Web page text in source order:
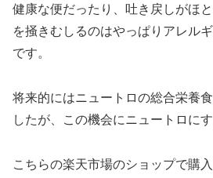
健康な便だったり、吐き戻しがほ
を掻きむしるのはやっぱりアレル
です。
将来的にはニュートロの総合栄養
したが、この機会にニュートロに
こちらの楽天市場のショップで購